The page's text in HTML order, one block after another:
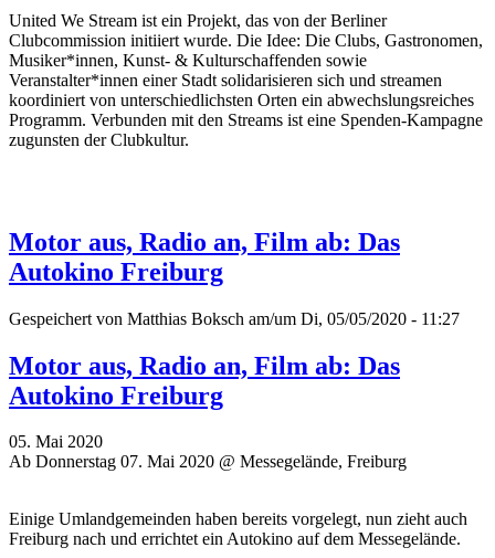
United We Stream ist ein Projekt, das von der Berliner
Clubcommission initiiert wurde. Die Idee: Die Clubs, Gastronomen,
Musiker*innen, Kunst- & Kulturschaffenden sowie
Veranstalter*innen einer Stadt solidarisieren sich und streamen
koordiniert von unterschiedlichsten Orten ein abwechslungsreiches
Programm. Verbunden mit den Streams ist eine Spenden-Kampagne
zugunsten der Clubkultur.
Motor aus, Radio an, Film ab: Das
Autokino Freiburg
Gespeichert von Matthias Boksch am/um Di, 05/05/2020 - 11:27
Motor aus, Radio an, Film ab: Das
Autokino Freiburg
05. Mai 2020
Ab Donnerstag 07. Mai 2020 @ Messegelände, Freiburg
Einige Umlandgemeinden haben bereits vorgelegt, nun zieht auch
Freiburg nach und errichtet ein Autokino auf dem Messegelände.